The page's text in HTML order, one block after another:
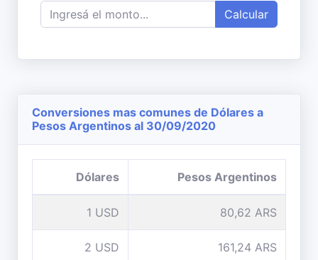
Calcular
Conversiones mas comunes de Dólares a
Pesos Argentinos al 30/09/2020
Dólares Pesos Argentinos
1 USD 80,62 ARS
2 USD 161,24 ARS